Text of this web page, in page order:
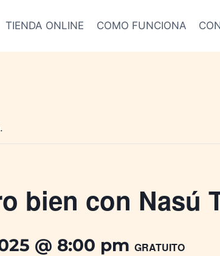
TIENDA ONLINE COMO FUNCIONA
bien con Nasú
@ 8:00 pm GRATUITO